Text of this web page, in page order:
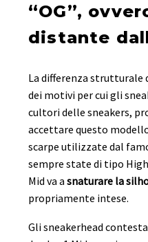
“OG”,
distante
La differenza strutturale
dei motivi per cui gli
cultori delle sneakers,
accettare questo
scarpe utilizzate dal
sempre state di tipo
Mid va a snaturare la
propriamente intese.
Gli sneakerhead